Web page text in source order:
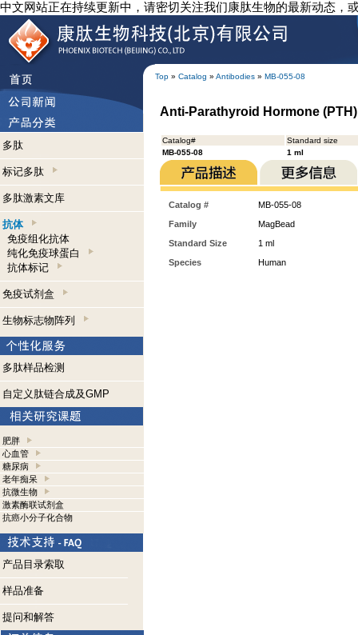
中文网站正在持续更新中，请密切关注我们康肽生物的最新动态，
Top » Catalog » Antibodies » MB-055-08
多肽
标记多肽
多肽激素文库
抗体
免疫组化抗体
纯化免疫球蛋白
抗体标记
免疫试剂盒
生物标志物阵列
多肽样品检测
自定义肽链合成及GMP
肥胖
心血管
糖尿病
老年痴呆
抗微生物
激素酶联试剂盒
抗癌小分子化合物
产品目录索取
样品准备
提问和解答
Anti-Parathyroid Hormone
Catalog#
Standard size
MB-055-08
1 ml
Catalog #
MB-055-08
Family
MagBead
Standard Size
1 ml
Species
Human